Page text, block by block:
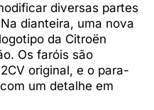
diversas partes
dianteira, uma nova
da Citroën
Os faróis são
original, e o para-
um detalhe em